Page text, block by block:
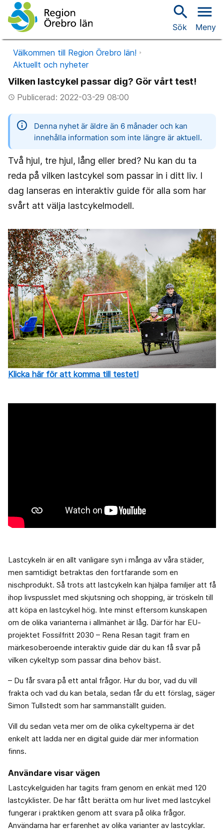
search
Sök
menu
Meny
Välkommen till Region Örebro län!
Aktuellt och nyheter
Vilken lastcykel passar dig? Gör vårt test!
access_timePublicerad: 2022-03-29 08:00
information
Denna nyhet är äldre än 6 månader och kan
innehålla information som inte längre är aktuell.
Två hjul, tre hjul, lång eller bred? Nu kan du ta
reda på vilken lastcykel som passar in i ditt liv. I
dag lanseras en interaktiv guide för alla som har
svårt att välja lastcykelmodell.
Klicka här för att komma till testet!
Lastcykeln är en allt vanligare syn i många av våra städer,
men samtidigt betraktas den fortfarande som en
nischprodukt. Så trots att lastcykeln kan hjälpa familjer att få
ihop livspusslet med skjutsning och shopping, är tröskeln till
att köpa en lastcykel hög. Inte minst eftersom kunskapen
om de olika varianterna i allmänhet är låg. Därför har EU-
projektet Fossilfritt 2030 – Rena Resan tagit fram en
märkesoberoende interaktiv guide där du kan få svar på
vilken cykeltyp som passar dina behov bäst.
– Du får svara på ett antal frågor. Hur du bor, vad du vill
frakta och vad du kan betala, sedan får du ett förslag, säger
Simon Tullstedt som har sammanställt guiden.
Vill du sedan veta mer om de olika cykeltyperna är det
enkelt att ladda ner en digital guide där mer information
finns.
Användare visar vägen
Lastcykelguiden har tagits fram genom en enkät med 120
lastcyklister. De har fått berätta om hur livet med lastcykel
fungerar i praktiken genom att svara på olika frågor.
Användarna har erfarenhet av olika varianter av lastcyklar.